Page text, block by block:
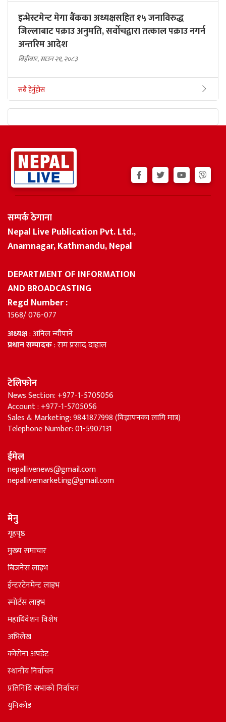
इन्भेस्टमेन्ट मेगा बैंकका अध्यक्षसहित १५ जनाविरुद्ध
जिल्लाबाट पक्राउ अनुमति, सर्वोचद्वारा तत्काल पक्राउ नगर्न
अन्तरिम आदेश
बिहीबार, साउन २१, २०८३
सबै हेर्नुहोस
सम्पर्क ठेगाना
Nepal Live Publication Pvt. Ltd.,
Anamnagar, Kathmandu, Nepal
DEPARTMENT OF INFORMATION
AND BROADCASTING
Regd Number :
1568/ 076-077
अध्यक्ष: अनिल न्यौपाने
प्रधान सम्पादक: राम प्रसाद दाहाल
टेलिफोन
News Section: +977-1-5705056
Account : +977-1-5705056
Sales & Marketing: 9841877998 (विज्ञापनका लागि मात्र)
Telephone Number: 01-5907131
ईमेल
nepallivenews@gmail.com
nepallivemarketing@gmail.com
मेनु
गृहपृष्ठ
मुख्य समाचार
बिजनेस लाइभ
ईन्टरटेनमेन्ट लाइभ
स्पोर्टस लाइभ
महाधिवेशन विशेष
अभिलेख
कोरोना अपडेट
स्थानीय निर्वाचन
प्रतिनिधि सभाकाे निर्वाचन
युनिकोड